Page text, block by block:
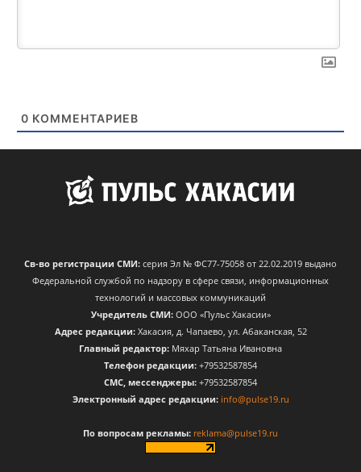
0 КОММЕНТАРИЕВ
Св-во регистрации СМИ: серия Эл № ФС77-75058 от 22.02.2019 выдано
Федеральной службой по надзору в сфере связи, информационных
технологий и массовых коммуникаций
Учредитель СМИ:ООО «Пульс Хакасии»
Адрес редакции:Хакасия, д. Чапаево, ул. Абаканская, 52
Главный редактор: Мяхар Татьяна Ивановна
Телефон редакции: +79532587854
CМС, мессенджеры: +79532587854
Электронный адрес редакции: info@pulse19.ru
По вопросам рекламы: reklama@pulse19.ru